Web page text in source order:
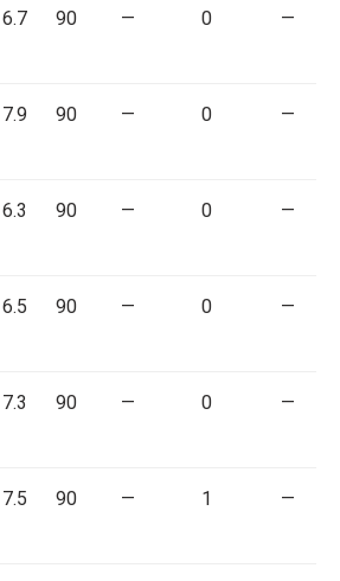
6.7 90 — 0 —
7.9 90 — 0 —
6.3 90 — 0 —
6.5 90 — 0 —
7.3 90 — 0 —
7.5 90 — 1 —